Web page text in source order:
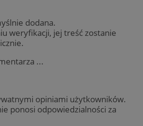
dodana.
weryfikacji, jej treść zostanie
...
opiniami użytkowników.
ponosi odpowiedzialności za